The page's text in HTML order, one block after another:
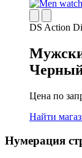
DS Action
Цена по
Найти
Нумерация